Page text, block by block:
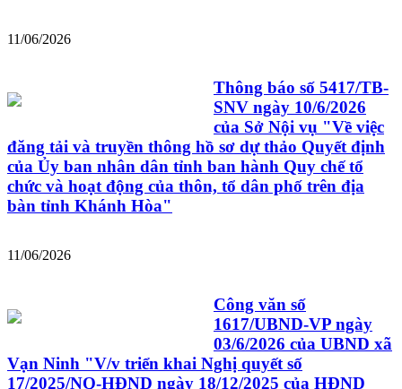
11/06/2026
Thông báo số 5417/TB-
SNV ngày 10/6/2026
của Sở Nội vụ "Về việc
đăng tải và truyền thông hồ sơ dự thảo Quyết định
của Ủy ban nhân dân tỉnh ban hành Quy chế tổ
chức và hoạt động của thôn, tổ dân phố trên địa
bàn tỉnh Khánh Hòa"
11/06/2026
Công văn số
1617/UBND-VP ngày
03/6/2026 của UBND xã
Vạn Ninh "V/v triển khai Nghị quyết số
17/2025/NQ-HĐND ngày 18/12/2025 của HĐND